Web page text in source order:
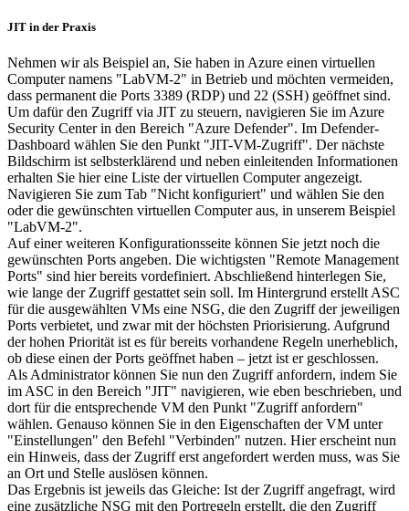
JIT in der Praxis
Nehmen wir als Beispiel an, Sie haben in Azure einen virtuellen
Computer namens "LabVM-2" in Betrieb und möchten vermeiden,
dass permanent die Ports 3389 (RDP) und 22 (SSH) geöffnet sind.
Um dafür den Zugriff via JIT zu steuern, navigieren Sie im Azure
Security Center in den Bereich "Azure Defender". Im Defender-
Dashboard wählen Sie den Punkt "JIT-VM-Zugriff". Der nächste
Bildschirm ist selbsterklärend und neben einleitenden Informationen
erhalten Sie hier eine Liste der virtuellen Computer angezeigt.
Navigieren Sie zum Tab "Nicht konfiguriert" und wählen Sie den
oder die gewünschten virtuellen Computer aus, in unserem Beispiel
"LabVM-2".
Auf einer weiteren Konfigurationsseite können Sie jetzt noch die
gewünschten Ports angeben. Die wichtigsten "Remote Management
Ports" sind hier bereits vordefiniert. Abschließend hinterlegen Sie,
wie lange der Zugriff gestattet sein soll. Im Hintergrund erstellt ASC
für die ausgewählten VMs eine NSG, die den Zugriff der jeweiligen
Ports verbietet, und zwar mit der höchsten Priorisierung. Aufgrund
der hohen Priorität ist es für bereits vorhandene Regeln unerheblich,
ob diese einen der Ports geöffnet haben – jetzt ist er geschlossen.
Als Administrator können Sie nun den Zugriff anfordern, indem Sie
im ASC in den Bereich "JIT" navigieren, wie eben beschrieben, und
dort für die entsprechende VM den Punkt "Zugriff anfordern"
wählen. Genauso können Sie in den Eigenschaften der VM unter
"Einstellungen" den Befehl "Verbinden" nutzen. Hier erscheint nun
ein Hinweis, dass der Zugriff erst angefordert werden muss, was Sie
an Ort und Stelle auslösen können.
Das Ergebnis ist jeweils das Gleiche: Ist der Zugriff angefragt, wird
eine zusätzliche NSG mit den Portregeln erstellt, die den Zugriff